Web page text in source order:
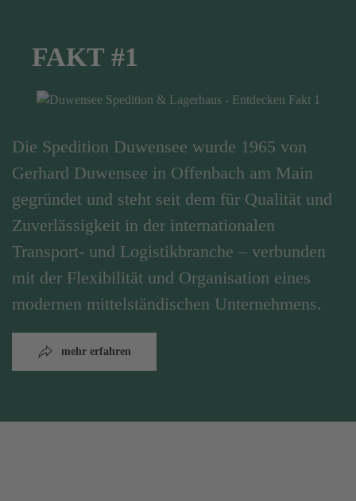
FAKT #1
Die Spedition Duwensee wurde 1965 von
Gerhard Duwensee in Offenbach am Main
gegründet und steht seit dem für Qualität und
Zuverlässigkeit in der internationalen
Transport- und Logistikbranche – verbunden
mit der Flexibilität und Organisation eines
modernen mittelständischen Unternehmens.
mehr erfahren